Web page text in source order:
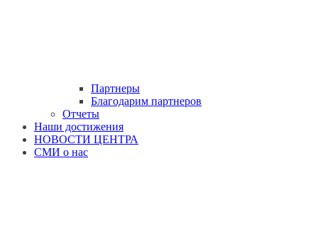
Партнеры
Благодарим партнеров
Отчеты
Наши достижения
НОВОСТИ ЦЕНТРА
СМИ о нас